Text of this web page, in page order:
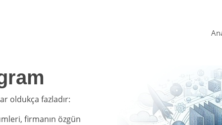
oldukça fazladır:
firmanın özgün